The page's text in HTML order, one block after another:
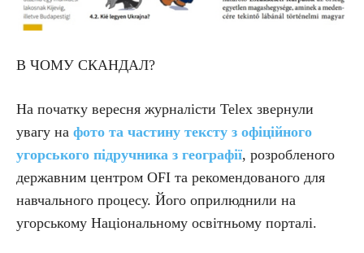
В ЧОМУ СКАНДАЛ?
На початку вересня журналісти Telex звернули
увагу на фото та частину тексту з офіційного
угорського підручника з географії, розробленого
державним центром OFI та рекомендованого для
навчального процесу. Його оприлюднили на
угорському Національному освітньому порталі.